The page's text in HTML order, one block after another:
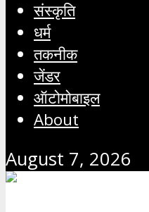
संस्कृति
धर्म
तकनीक
जेंडर
ऑटोमोबाइल
About
August 7, 2026